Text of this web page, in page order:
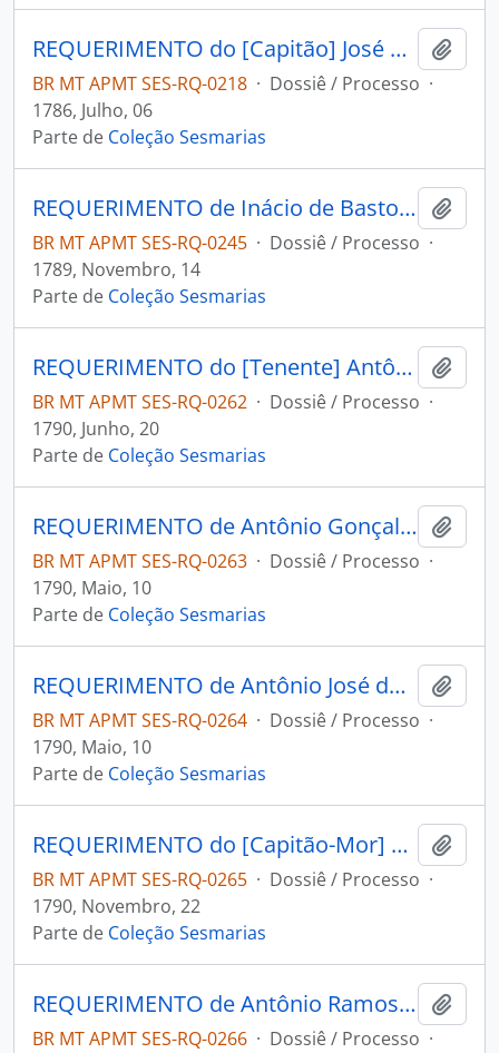
REQUERIMENTO do [Capitão] José da Silva Terra ao Governador e Capitão-General da Capitania de Mato
BR MT APMT SES-RQ-0218 · Dossiê / Processo ·
1786, Julho, 06
Parte de Coleção Sesmarias
REQUERIMENTO de Inácio de Bastos Ferreira ao Governador e Capitão-General da Capitania de Mato Grosso Luiz de Albuquerque de Melo Pereira e Cáceres.
BR MT APMT SES-RQ-0245 · Dossiê / Processo ·
1789, Novembro, 14
Parte de Coleção Sesmarias
REQUERIMENTO do [Tenente] Antônio Gomes da Costa ao Governador e Capitão-General da Capitania da Mato Grosso João de Albuquerque de Melo Pereira e Cáceres.
BR MT APMT SES-RQ-0262 · Dossiê / Processo ·
1790, Junho, 20
Parte de Coleção Sesmarias
REQUERIMENTO de Antônio Gonçalves Gato ao Governador e Capitão-General da Capitania de Mato Grosso João de Albuquerque de Melo Pereira e Cáceres.
BR MT APMT SES-RQ-0263 · Dossiê / Processo ·
1790, Maio, 10
Parte de Coleção Sesmarias
REQUERIMENTO de Antônio José da Rocha ao Governador e Capitão-General da Capitania de Mato Grosso João de Albuquerque de Melo Pereira e Cáceres.
BR MT APMT SES-RQ-0264 · Dossiê / Processo ·
1790, Maio, 10
Parte de Coleção Sesmarias
REQUERIMENTO do [Capitão-Mor] Antônio Luiz da Rocha ao Governador e Capitão-General da Capitania de Mato Grosso João de Albuquerque de Melo Pereira e Cáceres.
BR MT APMT SES-RQ-0265 · Dossiê / Processo ·
1790, Novembro, 22
Parte de Coleção Sesmarias
REQUERIMENTO de Antônio Ramos Porto ao Governador e Capitão-General da Capitania de Mato Grosso João de Albuquerque de Melo Pereira e Cáceres.
BR MT APMT SES-RQ-0266 · Dossiê / Processo ·